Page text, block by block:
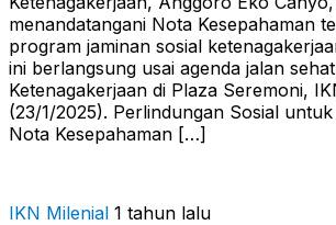
menandatangani Nota Kesepahaman
program jaminan sosial
ini berlangsung usai agenda jalan
Ketenagakerjaan di Plaza Seremoni,
(23/1/2025). Perlindungan Sosial
Nota Kesepahaman […]
IKN Milenial 1 tahun lalu